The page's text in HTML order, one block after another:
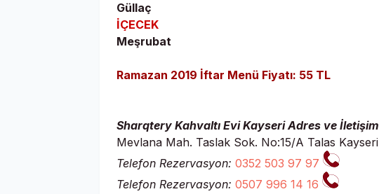
Güllaç
İÇECEK
Meşrubat
Ramazan 2019 İftar Menü Fiyatı: 55 TL
Sharqtery Kahvaltı Evi Kayseri Adres ve İletişim
Mevlana Mah. Taslak Sok. No:15/A Talas Kayseri
Telefon Rezervasyon: 0352 503 97 97
Telefon Rezervasyon: 0507 996 14 16